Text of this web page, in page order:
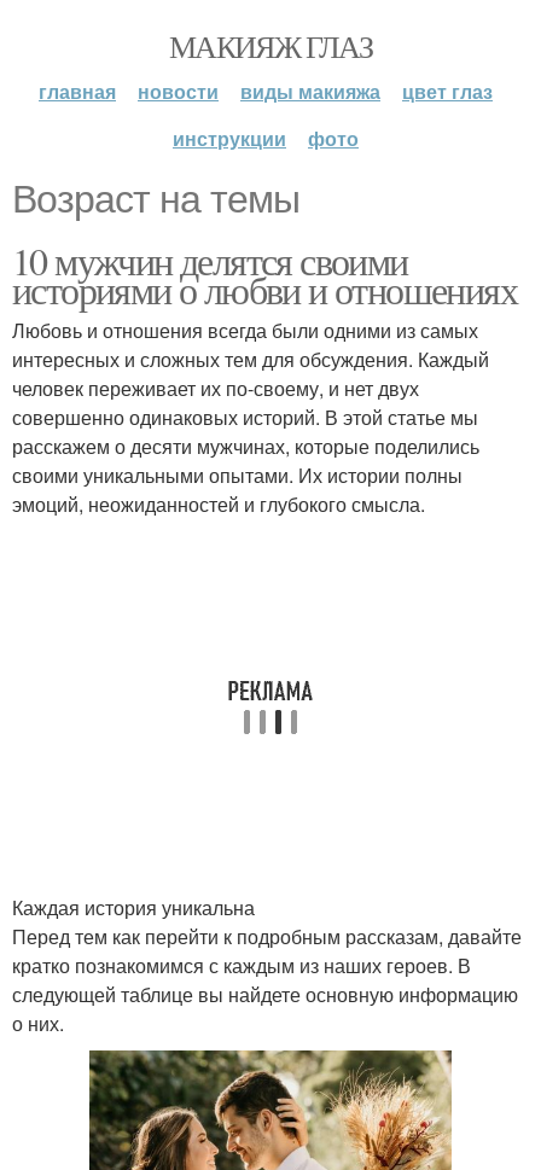
МАКИЯЖ ГЛАЗ
главная новости виды макияжа
цвет глаз
инструкции
фото
Возраст на темы
10 мужчин делятся своими
историями о любви и отношениях
Любовь и отношения всегда были одними из самых
интересных и сложных тем для обсуждения. Каждый
человек переживает их по-своему, и нет двух
совершенно одинаковых историй. В этой статье мы
расскажем о десяти мужчинах, которые поделились
своими уникальными опытами. Их истории полны
эмоций, неожиданностей и глубокого смысла.
Каждая история уникальна
Перед тем как перейти к подробным рассказам, давайте
кратко познакомимся с каждым из наших героев. В
следующей таблице вы найдете основную информацию
о них.